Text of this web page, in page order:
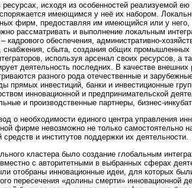
исходя из особенностей реализуемой
имеющимся у неё их набором.
фирм, предоставляя им имеющийся или у него,
рассматривать и выполнение локальным
обеспечения, административно-
сбыта, создания общих
используя арсенал своих ресурсов, а
деятельность последних. В качестве внешних
разного рода отечественные и
инвестиций, банки и инвестиционные
инновационной и предпринимательской
и производственные партнеры, бизнес-
о необходимости единого центра управления
фирме невозможно не только самостоятельно
и институтов поддержки их деятельности.
кластера было создание глобальным
с авторитетными в выбранных сферах
отобраны инновационные идеи, для которых
пересечения «долины смерти» инновационной